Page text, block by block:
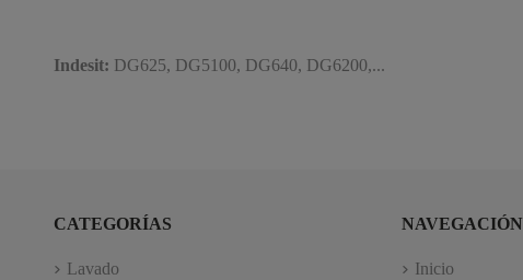
Indesit: DG625, DG5100, DG640, DG6200,...
CATEGORÍAS
Lavado
NAVEGACIÓN
Inicio